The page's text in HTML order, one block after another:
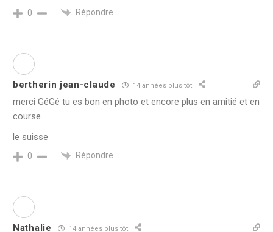
0 Répondre
bertherin jean-claude 14 années plus tôt
merci GéGé tu es bon en photo et encore plus en amitié et en
course.
le suisse
0 Répondre
Nathalie 14 années plus tôt